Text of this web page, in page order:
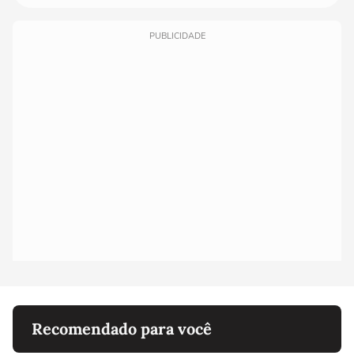
PUBLICIDADE
Recomendado para você